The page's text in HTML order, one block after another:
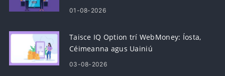
01-08-2026
Taisce IQ Option trí WebMoney: Íosta,
Céimeanna agus Uainiú
03-08-2026